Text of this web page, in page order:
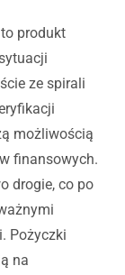
produkt
ze spirali
możliwością
finansowych.
drogie, co po
Pożyczki
na